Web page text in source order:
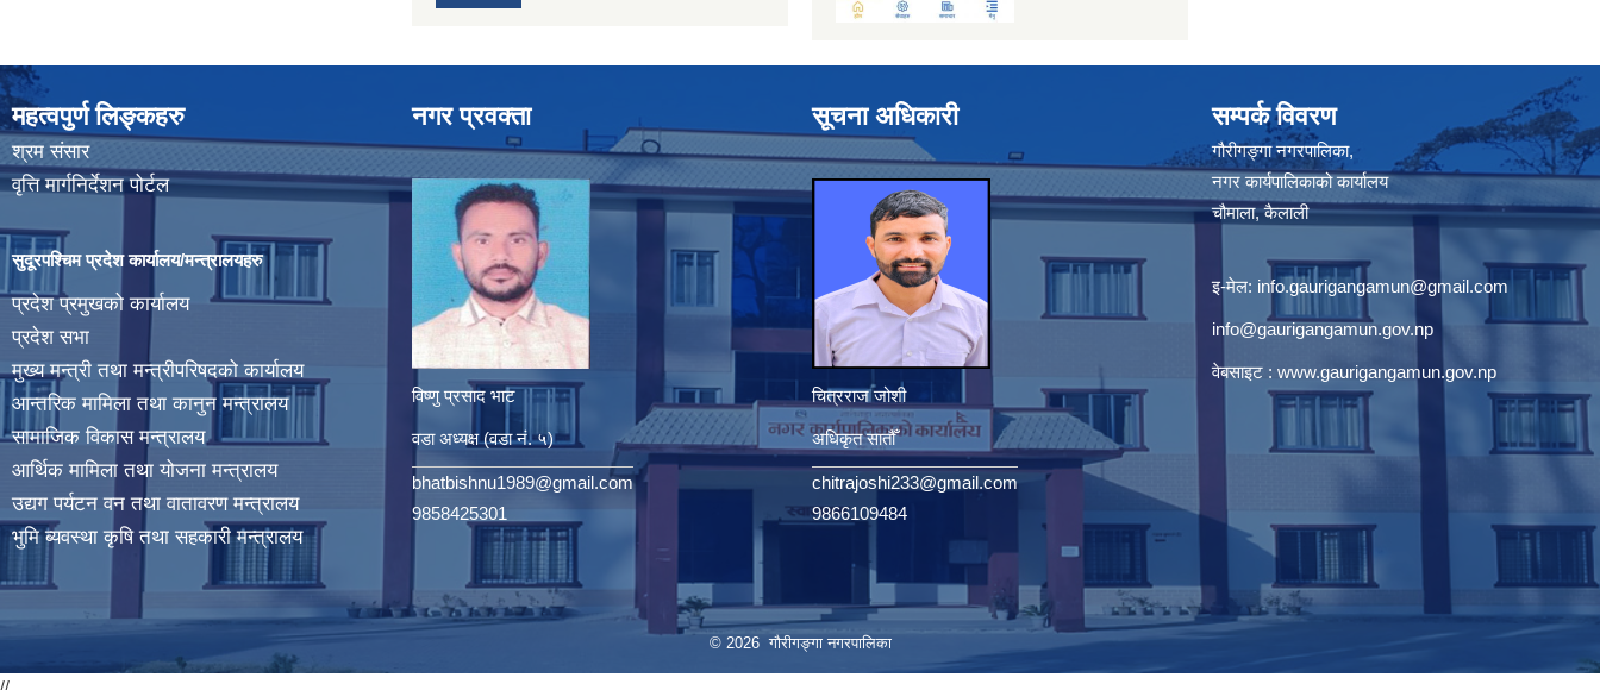
महत्वपुर्ण लिङ्कहरु
श्रम संसार
वृत्ति मार्गनिर्देशन पोर्टल
सुदूरपश्चिम प्रदेश कार्यालय/मन्त्रालयहरु
प्रदेश प्रमुखको कार्यालय
प्रदेश सभा
मुख्य मन्त्री तथा मन्त्रीपरिषदको कार्यालय
आन्तरिक मामिला तथा कानुन मन्त्रालय
सामाजिक विकास मन्त्रालय
आर्थिक मामिला तथा योजना मन्त्रालय
उद्यग पर्यटन वन तथा वातावरण मन्त्रालय
भुमि ब्यवस्था कृषि तथा सहकारी मन्त्रालय
नगर प्रवक्ता
विष्णु प्रसाद भाट
वडा अध्यक्ष (वडा नं. ५)
bhatbishnu1989@gmail.com
9858425301
सूचना अधिकारी
चित्रराज जोशी
अधिकृत सातौँ
chitrajoshi233@gmail.com
9866109484
सम्पर्क विवरण
गौरीगङ्गा नगरपालिका,
नगर कार्यपालिकाको कार्यालय
चौमाला, कैलाली
इ-मेल: info.gaurigangamun@gmail.com
info@gaurigangamun.gov.np
वेबसाइट : www.gaurigangamun.gov.np
© 2026 गौरीगङ्गा नगरपालिका